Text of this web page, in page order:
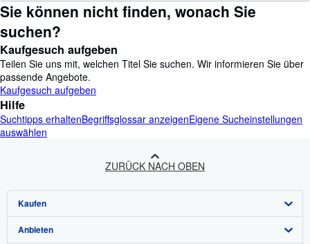
Sie können nicht finden, wonach Sie
suchen?
Kaufgesuch aufgeben
Teilen Sie uns mit, welchen Titel Sie suchen. Wir informieren Sie über
passende Angebote.
Kaufgesuch aufgeben
Hilfe
Suchtipps erhaltenBegriffsglossar anzeigenEigene Sucheinstellungen
auswählen
ZURÜCK NACH OBEN
Kaufen
Detailsuche
Anbieten